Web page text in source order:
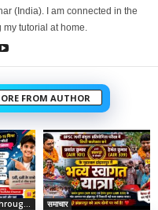
(India). I am connected in the
tutorial at home.
FROM AUTHOR
समाचार